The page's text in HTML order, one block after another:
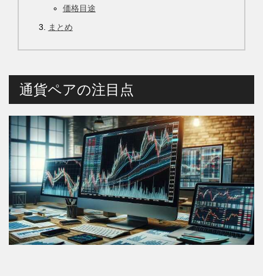
価格目途
まとめ
通貨ペアの注目点